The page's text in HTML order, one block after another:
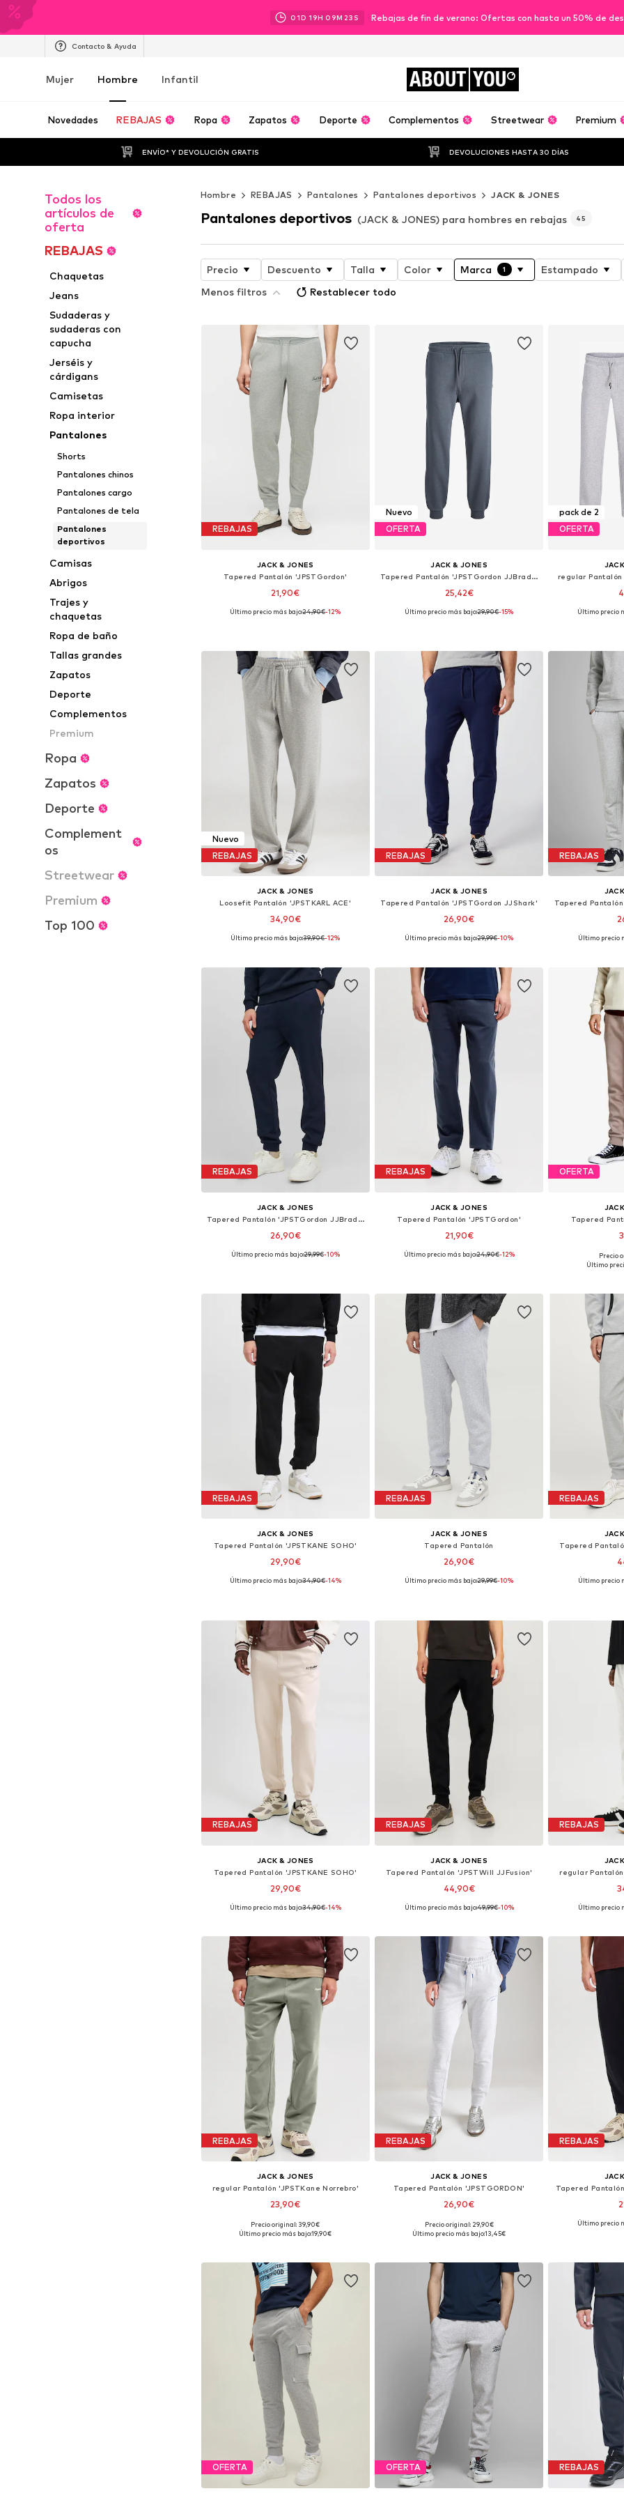
01D 19H 09M 21 S Rebajas de fin de verano: Ofertas con hasta un 50% de
Contacto & Ayuda
Mujer Hombre Infantil ABOUT YOU
Novedades REBAJAS Ropa Zapatos Deporte Complementos Streetwear Premium
ENVÍO* Y DEVOLUCIÓN GRATIS DEVOLUCIONES HASTA 30 DÍAS
Todos los
artículos de
oferta
REBAJAS
Chaquetas
Jeans
Sudaderas y
sudaderas con
capucha
Jerséis y
cárdigans
Camisetas
Ropa interior
Pantalones
Shorts
Pantalones chinos
Pantalones cargo
Pantalones de tela
Pantalones
deportivos
Camisas
Abrigos
Trajes y
chaquetas
Ropa de baño
Tallas grandes
Zapatos
Deporte
Complementos
Premium
Ropa
Zapatos
Deporte
Complement
os
Streetwear
Premium
Top 100
Hombre REBAJAS Pantalones Pantalones deportivos JACK & JONES
Pantalones deportivos (JACK & JONES) para hombres en rebajas 45
Precio Descuento Talla Color Marca 1 Estampado
Menos filtros
Restablecer todo
REBAJAS
JACK & JONES
Tapered Pantalón 'JPSTGordon'
21,90€
Disponible en muchas tallas
Último precio más bajo:24,90€-12%
Nuevo
OFERTA
JACK & JONES
Tapered Pantalón 'JPSTGordon JJBradley'
25,42€
Disponible en muchas tallas
Último precio más bajo:29,90€-15%
pack de 2
OFERTA
regular Pantalón
Disponible
Último precio
Nuevo
REBAJAS
JACK & JONES
Loosefit Pantalón 'JPSTKARL ACE'
34,90€
Disponible en muchas tallas
Último precio más bajo:39,90€-12%
REBAJAS
JACK & JONES
Tapered Pantalón 'JPSTGordon JJShark'
26,90€
Disponible en muchas tallas
Último precio más bajo:29,99€-10%
REBAJAS
Tapered
Disponible
Último precio
REBAJAS
JACK & JONES
Tapered Pantalón 'JPSTGordon JJBradley'
26,90€
Disponible en muchas tallas
Último precio más bajo:29,99€-10%
REBAJAS
JACK & JONES
Tapered Pantalón 'JPSTGordon'
21,90€
Disponible en muchas tallas
Último precio más bajo:24,90€-12%
OFERTA
Tapered
Disponible
Precio
Último
REBAJAS
JACK & JONES
Tapered Pantalón 'JPSTKANE SOHO'
29,90€
Disponible en muchas tallas
Último precio más bajo:34,90€-14%
REBAJAS
JACK & JONES
Tapered Pantalón
26,90€
Disponible en muchas tallas
Último precio más bajo:29,99€-10%
REBAJAS
Tapered
Disponible
Último precio
REBAJAS
JACK & JONES
Tapered Pantalón 'JPSTKANE SOHO'
29,90€
Disponible en muchas tallas
Último precio más bajo:34,90€-14%
REBAJAS
JACK & JONES
Tapered Pantalón 'JPSTWill JJFusion'
44,90€
+1
Disponible en muchas tallas
Último precio más bajo:49,99€-10%
REBAJAS
regular
Disponible
Último precio
REBAJAS
JACK & JONES
regular Pantalón 'JPSTKane Norrebro'
23,90€
Tallas disponibles: 31-32, 33, 34, 35-36
Precio original: 39,90€
Último precio más bajo:19,90€
REBAJAS
JACK & JONES
Tapered Pantalón 'JPSTGORDON'
26,90€
Tallas disponibles: 33, 34, 35-36
Precio original: 29,90€
Último precio más bajo:13,45€
REBAJAS
Tapered
Tallas
Último precio
OFERTA OFERTA REBAJAS